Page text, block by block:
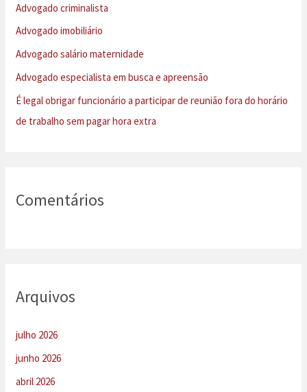
p
o
r
:
Advogado criminalista
Advogado imobiliário
Advogado salário maternidade
Advogado especialista em busca e apreensão
É legal obrigar funcionário a participar de reunião fora do horário
de trabalho sem pagar hora extra
Comentários
Arquivos
julho 2026
junho 2026
abril 2026